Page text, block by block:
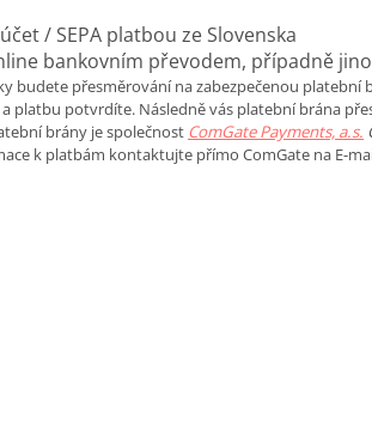
účet / SEPA platbou
bankovním převodem, případně
budete přesměrování na zabezpečenou platební
platbu potvrdíte. Následně vás platební brána
brány je společnost ComGate Payments, a.s.
k platbám kontaktujte přímo ComGate na E-
49 Kč (ČR)